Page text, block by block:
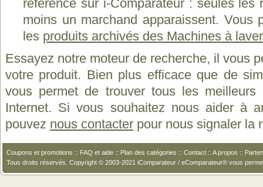
référencé sur i-Comparateur : seules les
moins un marchand apparaissent. Vous
les produits archivés des Machines à
Essayez notre moteur de recherche, il vous
votre produit. Bien plus efficace que de
vous permet de trouver tous les
Internet. Si vous souhaitez nous aider à
pouvez nous contacter pour nous signaler la
Coupons et promotions :: FAQ et aide :: Plan des catégories :: Contact :: A propos ::
Tous droits réservés. Copyright © 2003-2021 iComparateur / eComparateur® vous